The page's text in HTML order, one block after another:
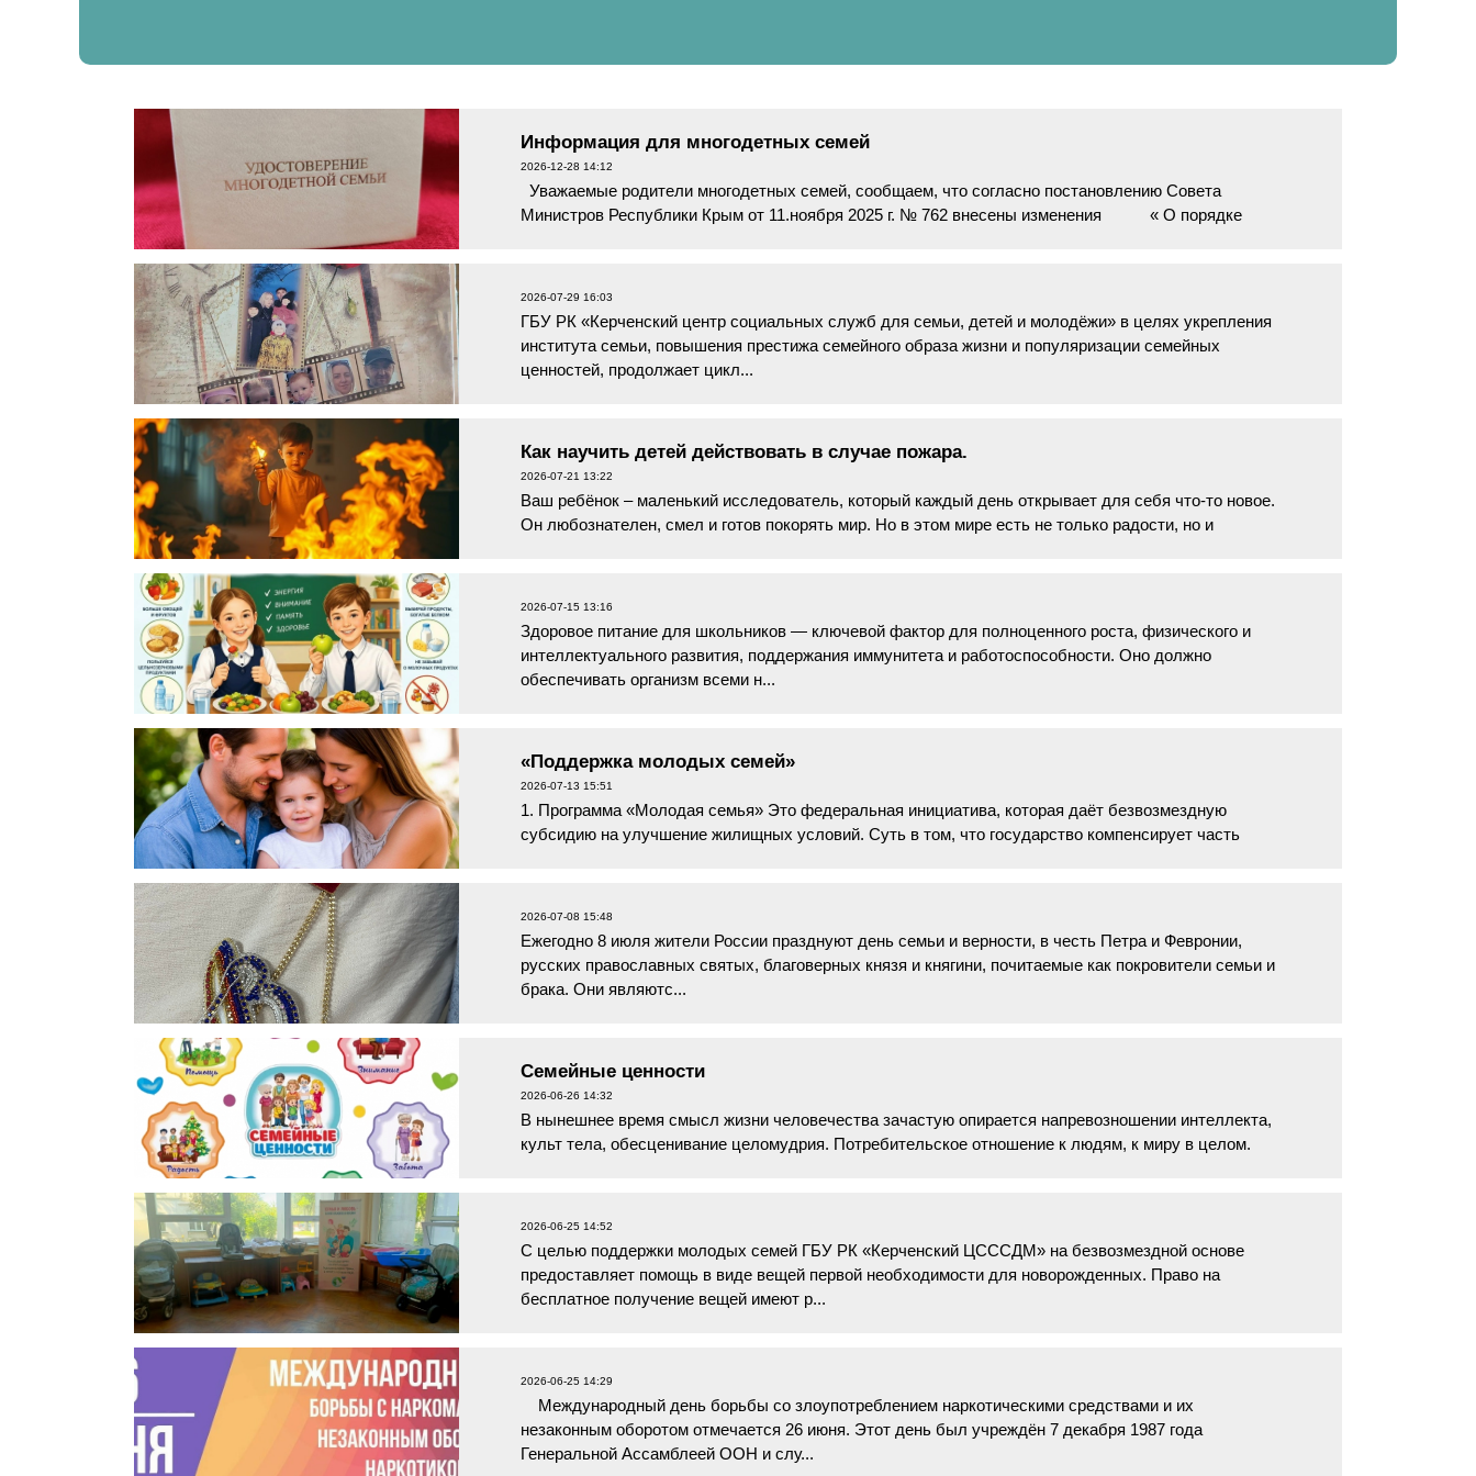
Информация для многодетных семей
2026-12-28 14:12
Уважаемые родители многодетных семей, сообщаем, что согласно постановлению Совета
Министров Республики Крым от 11.ноября 2025 г. № 762 внесены изменения « О порядке
2026-07-29 16:03
ГБУ РК «Керченский центр социальных служб для семьи, детей и молодёжи» в целях укрепления
института семьи, повышения престижа семейного образа жизни и популяризации семейных
ценностей, продолжает цикл...
Как научить детей действовать в случае пожара.
2026-07-21 13:22
Ваш ребёнок – маленький исследователь, который каждый день открывает для себя что-то новое.
Он любознателен, смел и готов покорять мир. Но в этом мире есть не только радости, но и
2026-07-15 13:16
Здоровое питание для школьников — ключевой фактор для полноценного роста, физического и
интеллектуального развития, поддержания иммунитета и работоспособности. Оно должно
обеспечивать организм всеми н...
«Поддержка молодых семей»
2026-07-13 15:51
1. Программа «Молодая семья» Это федеральная инициатива, которая даёт безвозмездную
субсидию на улучшение жилищных условий. Суть в том, что государство компенсирует часть
2026-07-08 15:48
Ежегодно 8 июля жители России празднуют день семьи и верности, в честь Петра и Февронии,
русских православных святых, благоверных князя и княгини, почитаемые как покровители семьи и
брака. Они являютс...
Семейные ценности
2026-06-26 14:32
В нынешнее время смысл жизни человечества зачастую опирается напревозношении интеллекта,
культ тела, обесценивание целомудрия. Потребительское отношение к людям, к миру в целом.
2026-06-25 14:52
С целью поддержки молодых семей ГБУ РК «Керченский ЦСССДМ» на безвозмездной основе
предоставляет помощь в виде вещей первой необходимости для новорожденных. Право на
бесплатное получение вещей имеют р...
2026-06-25 14:29
Международный день борьбы со злоупотреблением наркотическими средствами и их
незаконным оборотом отмечается 26 июня. Этот день был учреждён 7 декабря 1987 года
Генеральной Ассамблеей ООН и слу...